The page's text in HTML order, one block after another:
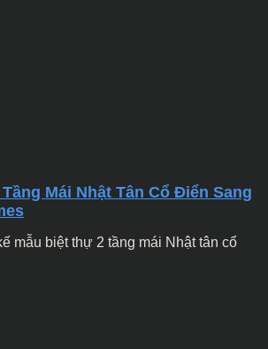
Mái Nhật Tân Cổ Điển Sang
mẫu biệt thự 2 tầng mái Nhật tân cổ